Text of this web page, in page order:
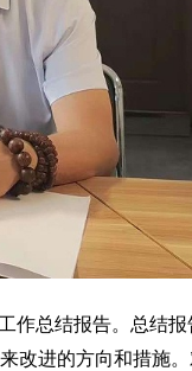
作总结报告。总结
改进的方向和措施